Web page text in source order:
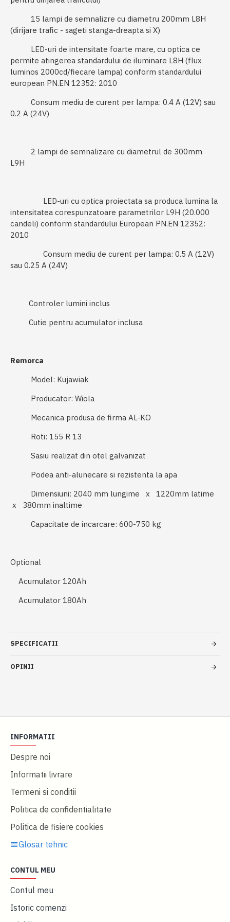
15 lampi de semnalizre cu diametru 200mm L8H
(dirijare trafic - sageti stanga-dreapta si X)
LED-uri de intensitate foarte mare, cu optica ce
permite atingerea standardului de iluminare L8H (flux
luminos 2000cd/fiecare lampa) conform standardului
european PN.EN 12352: 2010
Consum mediu de curent per lampa: 0.4 A (12V) sau
0.2 A (24V)
2 lampi de semnalizare cu diametrul de 300mm
L9H
LED-uri cu optica proiectata sa produca lumina la
intensitatea corespunzatoare parametrilor L9H (20.000
candeli) conform standardului European PN.EN 12352:
2010
Consum mediu de curent per lampa: 0.5 A (12V)
sau 0.25 A (24V)
Controler lumini inclus
Cutie pentru acumulator inclusa
Remorca
Model: Kujawiak
Producator: Wiola
Mecanica produsa de firma AL-KO
Roti: 155 R 13
Sasiu realizat din otel galvanizat
Podea anti-alunecare si rezistenta la apa
Dimensiuni: 2040 mm lungime x 1220mm latime
x 380mm inaltime
Capacitate de incarcare: 600-750 kg
Optional
Acumulator 120Ah
Acumulator 180Ah
SPECIFICATII
OPINII
INFORMATII
Despre noi
Informatii livrare
Termeni si conditii
Politica de confidentialitate
Politica de fisiere cookies
Glosar tehnic
CONTUL MEU
Contul meu
Istoric comenzi